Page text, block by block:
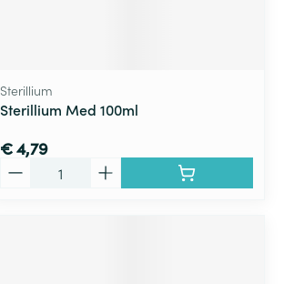
Sterillium
Sterillium Med 100ml
€ 4,79